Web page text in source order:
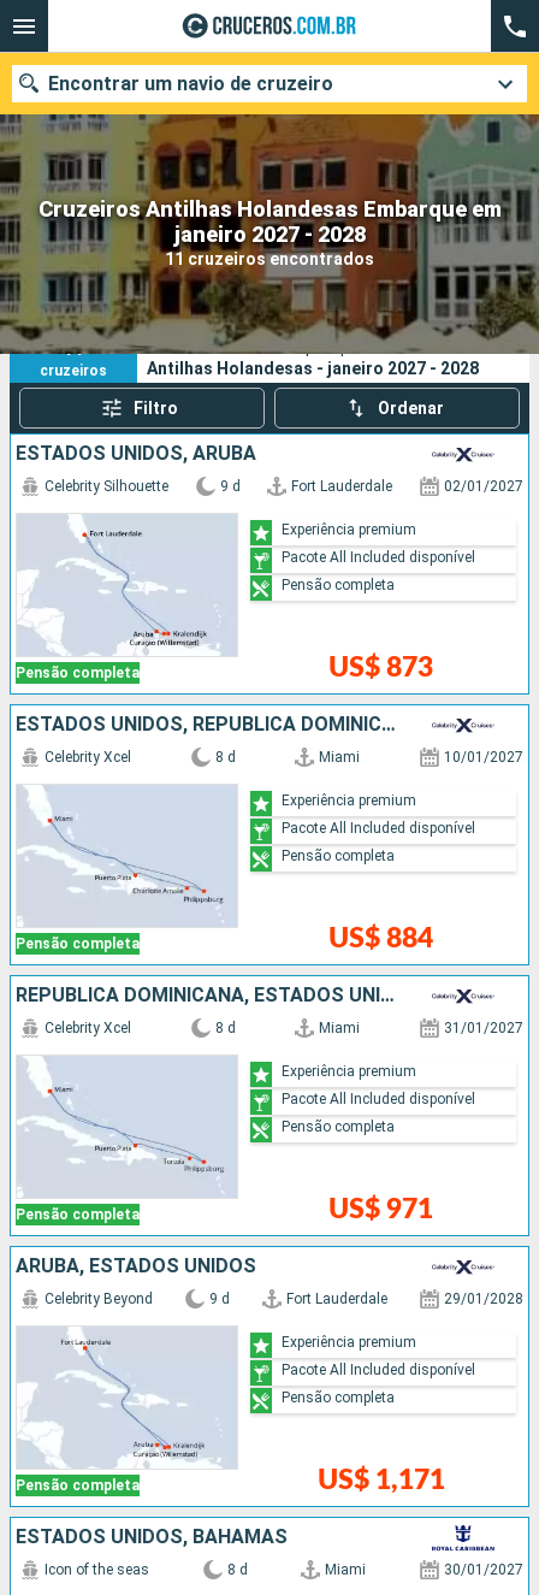
Cruzeiros Antilhas Holandesas Embarque em
janeiro 2027 - 2028
11 cruzeiros encontrados
Encontrar um navio de cruzeiro
Quando ir?
Data de partida
Cidades Companhias
Pesquisar
11
cruzeiros
Os seus critérios de pesquisa:
Antilhas Holandesas - janeiro 2027 - 2028
Filtro Ordenar
ESTADOS UNIDOS, ARUBA
Pensão completa
Celebrity Silhouette 9 d Fort Lauderdale 02/01/2027
US$ 873
Experiência premium
Pacote All Included disponível
Pensão completa
ESTADOS UNIDOS, REPUBLICA DOMINICANA
Pensão completa
Celebrity Xcel 8 d Miami 10/01/2027
US$ 884
Experiência premium
Pacote All Included disponível
Pensão completa
REPUBLICA DOMINICANA, ESTADOS UNIDOS
Pensão completa
Celebrity Xcel 8 d Miami 31/01/2027
US$ 971
Experiência premium
Pacote All Included disponível
Pensão completa
ARUBA, ESTADOS UNIDOS
Pensão completa
Celebrity Beyond 9 d Fort Lauderdale 29/01/2028
US$ 1,171
Experiência premium
Pacote All Included disponível
Pensão completa
ESTADOS UNIDOS, BAHAMAS
Icon of the seas 8 d Miami 30/01/2027